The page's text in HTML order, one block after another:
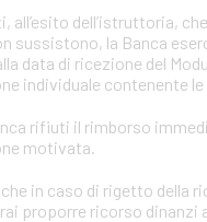
all’esito dell’istruttoria,
sussistono, la Banca
data di ricezione del
individuale contenente
rifiuti il rimborso
motivata.
in caso di rigetto della
proporre ricorso dinanzi